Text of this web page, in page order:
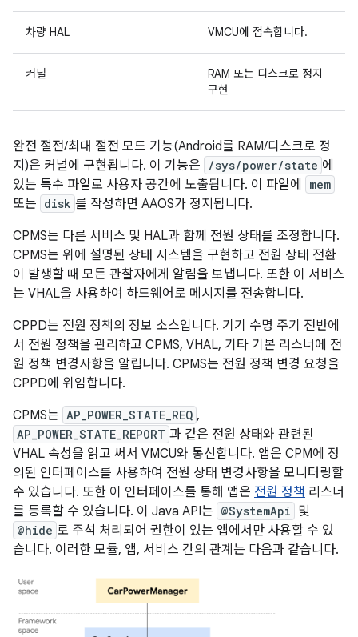
차량 HAL VMCU에 접속합니다.
커널
RAM 또는 디스크로 정지
구현
완전 절전/최대 절전 모드 기능(Android를 RAM/디스크로 정
지)은 커널에 구현됩니다. 이 기능은
/sys/power/state 에
있는 특수 파일로 사용자 공간에 노출됩니다. 이 파일에
mem
또는 disk 를 작성하면 AAOS가 정지됩니다.
CPMS는 다른 서비스 및 HAL과 함께 전원 상태를 조정합니다.
CPMS는 위에 설명된 상태 시스템을 구현하고 전원 상태 전환
이 발생할 때 모든 관찰자에게 알림을 보냅니다. 또한 이 서비스
는 VHAL을 사용하여 하드웨어로 메시지를 전송합니다.
CPPD는 전원 정책의 정보 소스입니다. 기기 수명 주기 전반에
서 전원 정책을 관리하고 CPMS, VHAL, 기타 기본 리스너에 전
원 정책 변경사항을 알립니다. CPMS는 전원 정책 변경 요청을
CPPD에 위임합니다.
CPMS는 AP_POWER_STATE_REQ ,
AP_POWER_STATE_REPORT 과 같은 전원 상태와 관련된
VHAL 속성을 읽고 써서 VMCU와 통신합니다. 앱은 CPM에 정
의된 인터페이스를 사용하여 전원 상태 변경사항을 모니터링할
수 있습니다. 또한 이 인터페이스를 통해 앱은 전원 정책 리스너
를 등록할 수 있습니다. 이 Java API는 @SystemApi 및
@hide 로 주석 처리되어 권한이 있는 앱에서만 사용할 수 있
습니다. 이러한 모듈, 앱, 서비스 간의 관계는 다음과 같습니다.